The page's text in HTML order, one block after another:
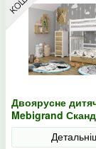
Двоярусне
Mebigrand
Білий
світлий 90х190